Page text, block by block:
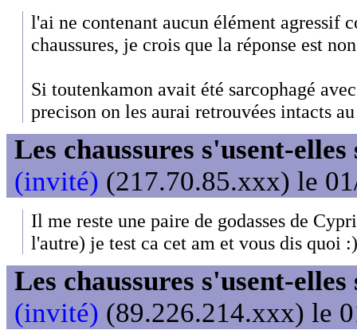
l'ai ne contenant aucun élément agressif
chaussures, je crois que la réponse est
Si toutenkamon avait été sarcophagé
precison on les aurai retrouvées intacts
Les chaussures s'usent-
(invité) (217.70.85.xxx) le
Il me reste une paire de godasses de
l'autre) je test ca cet am et vous dis quoi :)
Les chaussures s'usent-
(invité) (89.226.214.xxx) le